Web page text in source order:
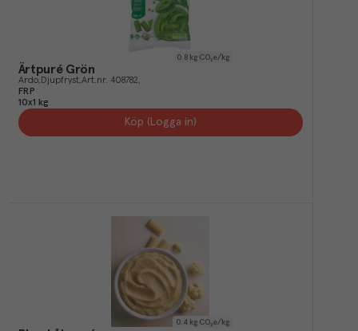
0.8 kg CO₂e/kg
Ärtpuré Grön
Ardo Djupfryst Art.nr. 408782
FRP
10x1 kg
Köp (Logga in)
0.4 kg CO₂e/kg